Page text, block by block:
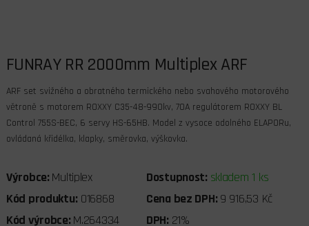
FUNRAY RR 2000mm Multiplex ARF
ARF set svižného a obratného termického nebo svahového motorového
větroně s motorem ROXXY C35-48-990kv, 70A regulátorem ROXXY BL
Control 755S-BEC, 6 servy HS-65HB. Model z vysoce odolného ELAPORu,
ovládaná křidélka, klapky, směrovka, výškovka.
Výrobce: Multiplex Dostupnost: skladem 1 ks
Kód produktu: 016868 Cena bez DPH: 9 916,53 Kč
Kód výrobce: M.264334 DPH: 21%